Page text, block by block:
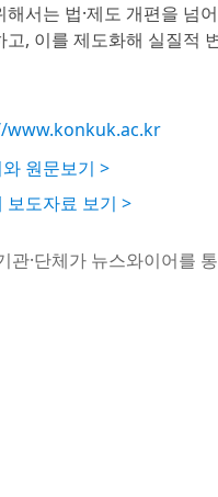
서는 법·제도 개편을 넘
고, 이를 제도화해 실질적
원문보기 >
보도자료 보기 >
관·단체가 뉴스와이어를